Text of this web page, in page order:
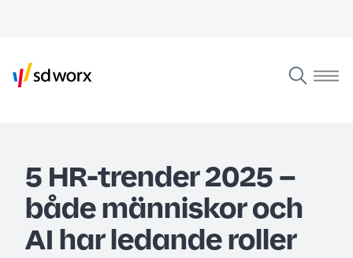
5 HR-trender 2025 –
både människor och
AI har ledande roller